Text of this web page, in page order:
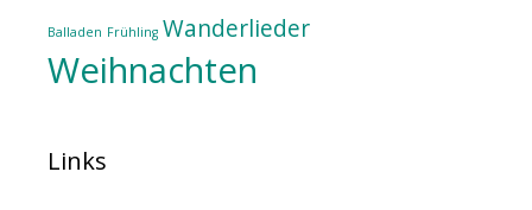
Balladen Frühling Wanderlieder
Weihnachten
Links